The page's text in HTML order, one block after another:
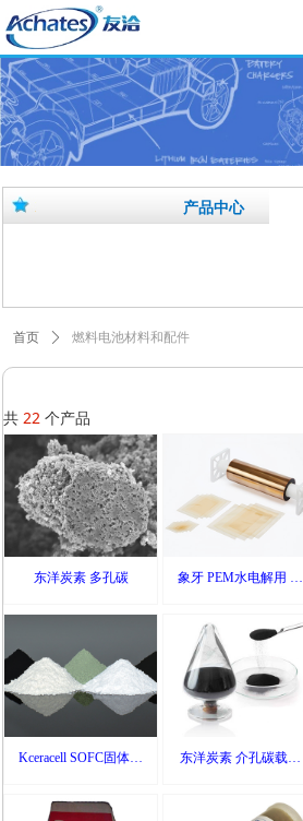
产品中心
共 22 个产品
东洋炭素 多孔碳
象牙 PEM水电解用 增
Kceracell SOFC固体氧
东洋炭素 介孔碳载体
首页 ꄲ 燃料电池材料和配件